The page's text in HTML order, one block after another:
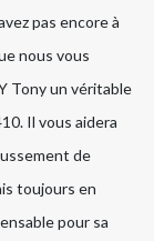
pas encore à
nous vous
Tony un véritable
Il vous aidera
de
toujours en
pour sa